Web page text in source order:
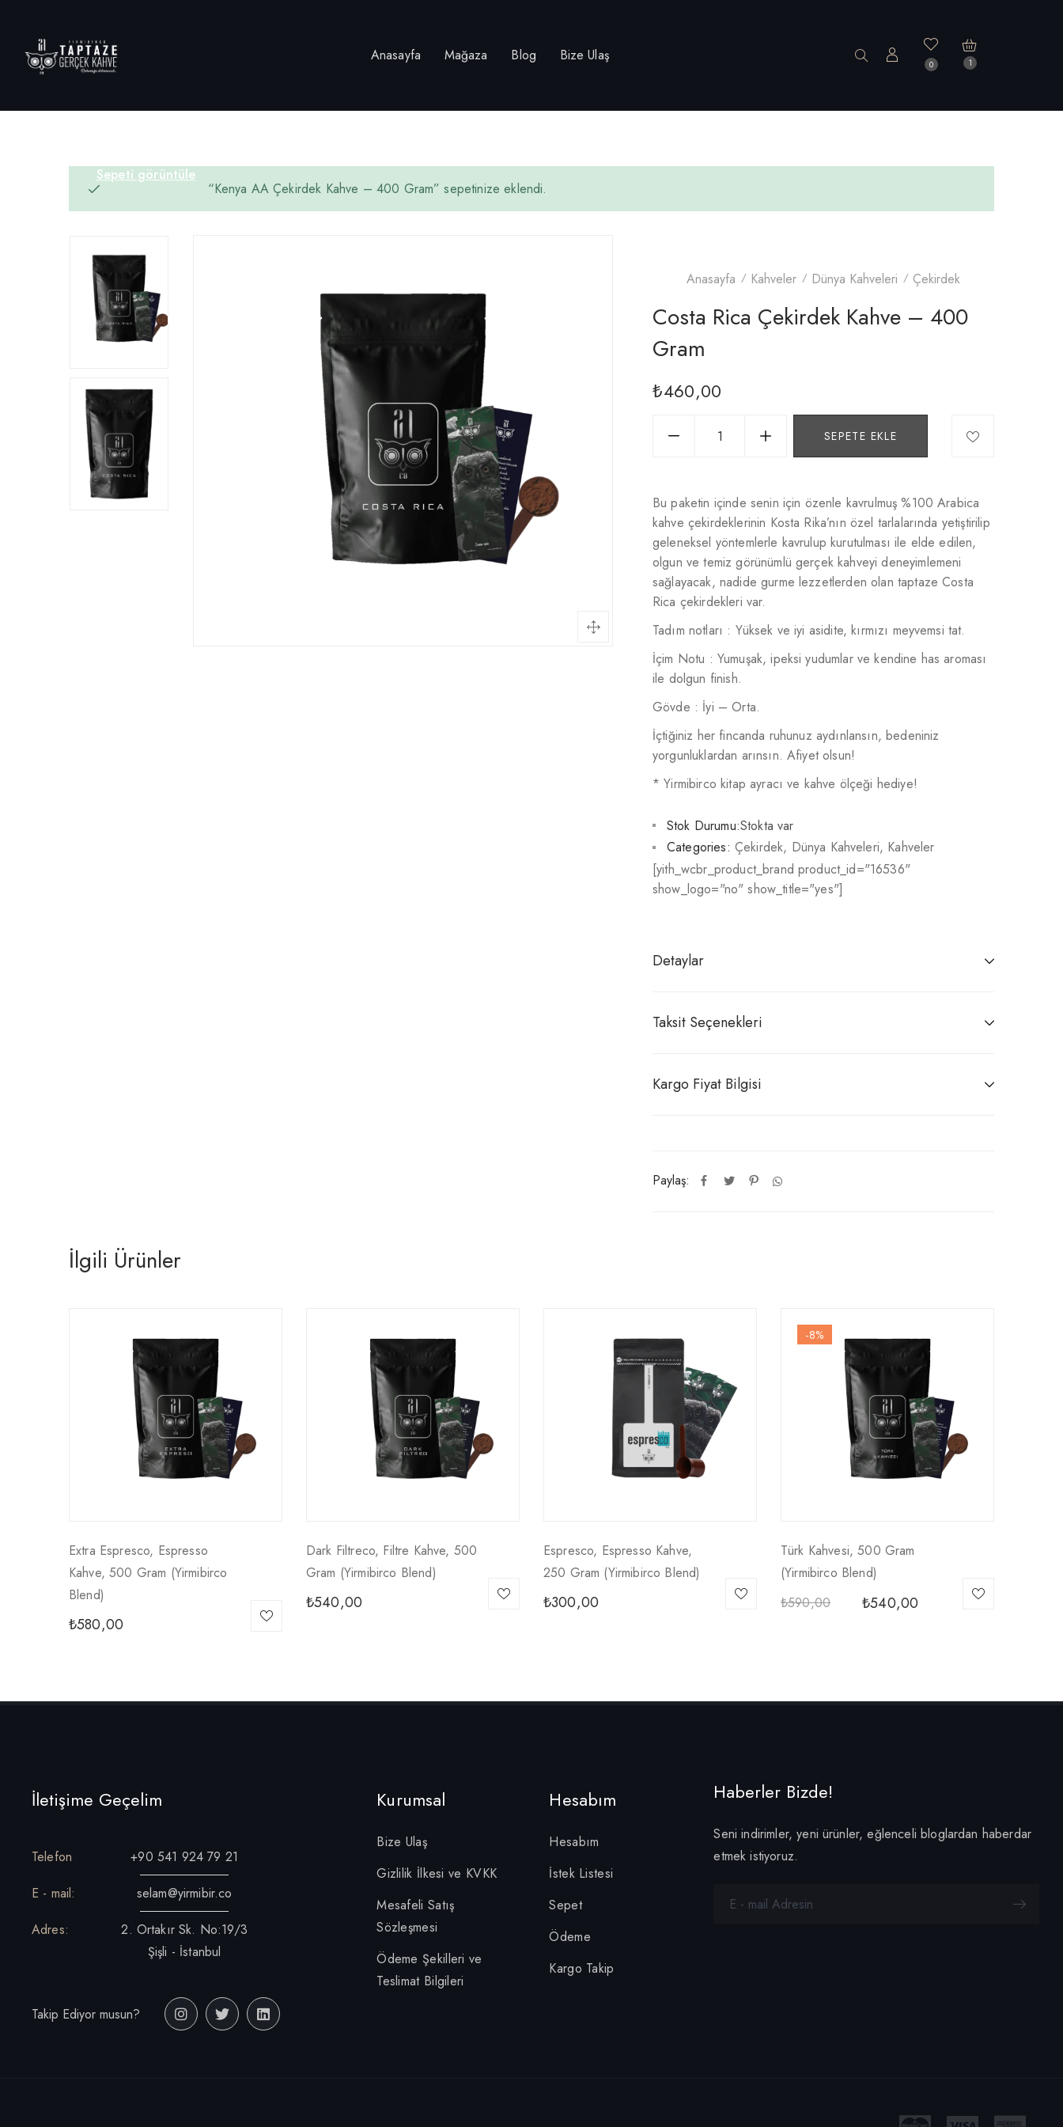
Anasayfa Mağaza Blog Bize Ulaş 0 1
Sepeti görüntüle
“Kenya AA Çekirdek Kahve – 400 Gram” sepetinize eklendi.
Anasayfa Kahveler Dünya Kahveleri Çekirdek
Costa Rica Çekirdek Kahve – 400
Gram
₺460,00
SEPETE EKLE
Bu paketin içinde senin için özenle kavrulmuş %100 Arabica
kahve çekirdeklerinin Kosta Rika’nın özel tarlalarında yetiştirilip
geleneksel yöntemlerle kavrulup kurutulması ile elde edilen,
olgun ve temiz görünümlü gerçek kahveyi deneyimlemeni
sağlayacak, nadide gurme lezzetlerden olan taptaze Costa
Rica çekirdekleri var.
Tadım notları : Yüksek ve iyi asidite, kırmızı meyvemsi tat.
İçim Notu : Yumuşak, ipeksi yudumlar ve kendine has aroması
ile dolgun finish.
Gövde : İyi – Orta.
İçtiğiniz her fincanda ruhunuz aydınlansın, bedeniniz
yorgunluklardan arınsın. Afiyet olsun!
* Yirmibirco kitap ayracı ve kahve ölçeği hediye!
Stok Durumu:Stokta var
Paylaş:
Categories: Çekirdek, Dünya Kahveleri, Kahveler
[yith_wcbr_product_brand product_id="16536"
show_logo="no" show_title="yes"]
Detaylar
Taksit Seçenekleri
Kargo Fiyat Bilgisi
İlgili Ürünler
Extra Espresco, Espresso
Kahve, 500 Gram (yirmibirco
Blend)
₺580,00
Dark Filtreco, Filtre Kahve, 500
Gram (yirmibirco Blend)
₺540,00
Espresco, Espresso Kahve,
250 Gram (yirmibirco Blend)
₺300,00
-8%
Türk Kahvesi, 500 Gram
(yirmibirco Blend)
₺590,00 ₺540,00
İletişime Geçelim
Telefon
+90 541 924 79 21
E - mail:
selam@yirmibir.co
Adres:
2. Ortakır Sk. No:19/3
Şişli - İstanbul
Takip Ediyor musun?
Kurumsal
Bize Ulaş
Gizlilik İlkesi ve KVKK
Mesafeli Satış
Sözleşmesi
Ödeme Şekilleri ve
Teslimat Bilgileri
Hesabım
Hesabım
İstek Listesi
Sepet
Ödeme
Kargo Takip
Haberler Bizde!
Seni indirimler, yeni ürünler, eğlenceli bloglardan haberdar
etmek istiyoruz.